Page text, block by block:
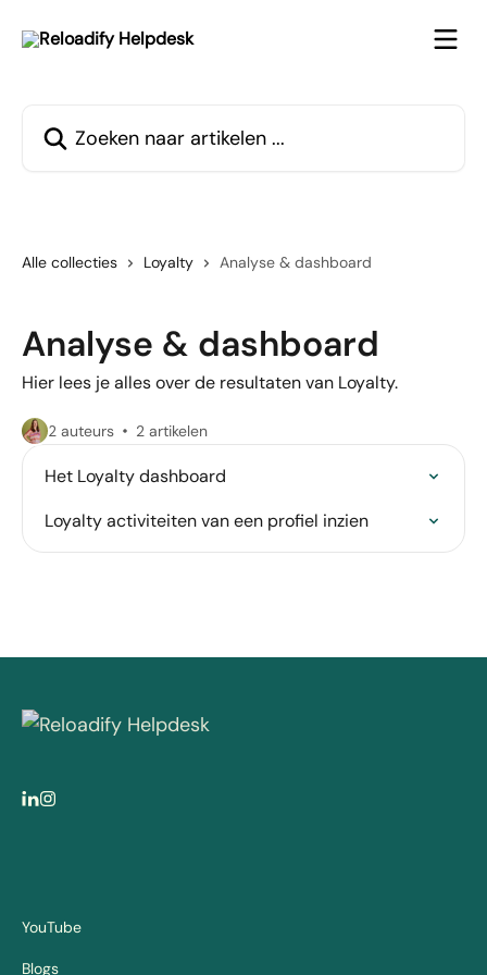
Alle collecties Loyalty Analyse & dashboard
Analyse & dashboard
Hier lees je alles over de resultaten van Loyalty.
2 auteurs 2 artikelen
Het Loyalty dashboard
Loyalty activiteiten van een profiel inzien
YouTube
Blogs